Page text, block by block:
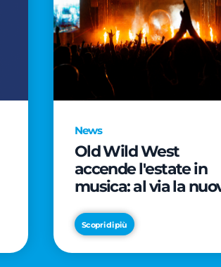
News
Old Wild West
accende l'estate in
musica: al via la
e le prestigiose
partnership con Radio
Italia e Live Nation
Scopri di più